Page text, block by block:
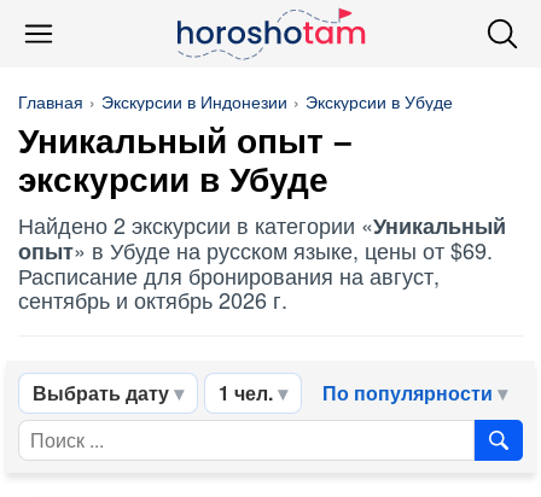
Главная Экскурсии в Индонезии Экскурсии в Убуде
Уникальный опыт –
экскурсии в Убуде
Найдено 2 экскурсии в категории «Уникальный
опыт» в Убуде на русском языке, цены от $69.
Расписание для бронирования на август,
сентябрь и октябрь 2026 г.
Выбрать дату 1 чел. По популярности